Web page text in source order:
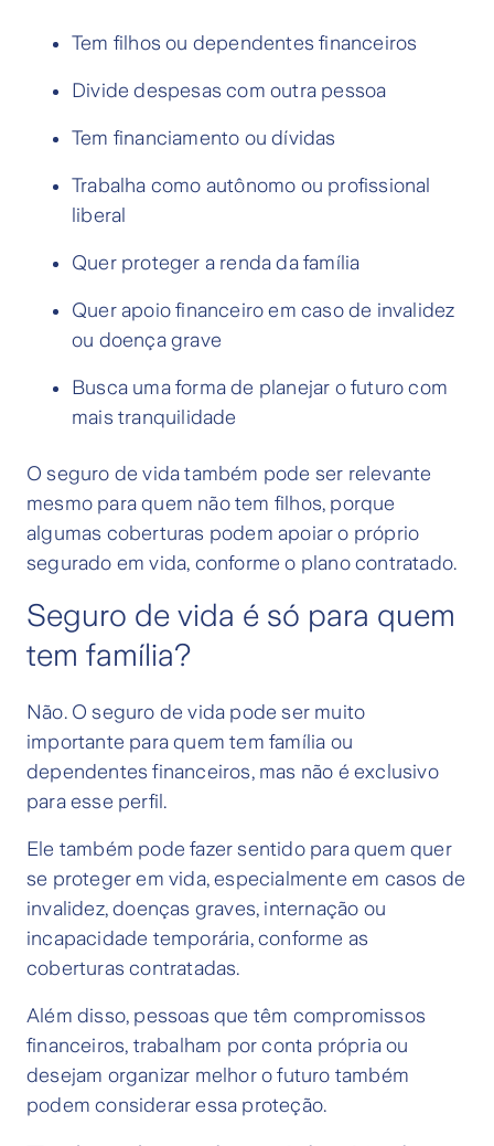
Tem filhos ou dependentes financeiros
Divide despesas com outra pessoa
Tem financiamento ou dívidas
Trabalha como autônomo ou profissional
liberal
Quer proteger a renda da família
Quer apoio financeiro em caso de invalidez
ou doença grave
Busca uma forma de planejar o futuro com
mais tranquilidade
O seguro de vida também pode ser relevante
mesmo para quem não tem filhos, porque
algumas coberturas podem apoiar o próprio
segurado em vida, conforme o plano contratado.
Seguro de vida é só para quem
tem família?
Não. O seguro de vida pode ser muito
importante para quem tem família ou
dependentes financeiros, mas não é exclusivo
para esse perfil.
Ele também pode fazer sentido para quem quer
se proteger em vida, especialmente em casos de
invalidez, doenças graves, internação ou
incapacidade temporária, conforme as
coberturas contratadas.
Além disso, pessoas que têm compromissos
financeiros, trabalham por conta própria ou
desejam organizar melhor o futuro também
podem considerar essa proteção.